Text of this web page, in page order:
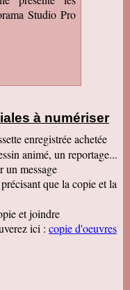
Studio Pro
à numériser
enregistrée achetée
animé, un reportage...
un message
que la copie et la
et joindre
ici : copie d'oeuvres